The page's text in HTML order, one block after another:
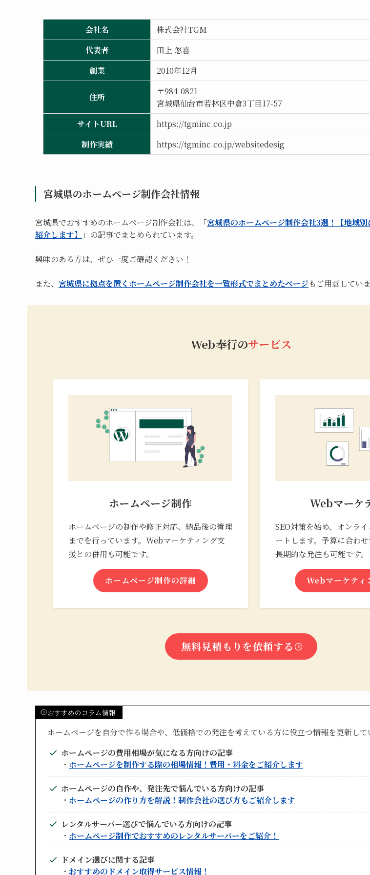
会社名
株式会社TGM
代表者
田上 悠喜
創業
2010年12月
住所
〒984-0821
宮城県仙台市若林区中倉3丁目17-57
サイトURL
https://tgminc.co.jp
制作実績
https://tgminc.co.jp/websitedesig
宮城県のホームページ制作会社情報
宮城県でおすすめのホームページ制作会社は、「宮城県のホームページ制作会社3選！【地域
紹介します】
」の記事でまとめられています。
興味のある方は、ぜひ一度ご確認ください！
また、 宮城県に拠点を置くホームページ制作会社を一覧形式でまとめたページもご用意していま
Web奉行のサービス
ホームページ制作
ホームページの制作や修正対応、納品後の管理
までを行っています。Webマーケティング支
援との併用も可能です。
ホームページ制作の詳細
Webマーケ
SEO対策を始め、オンライ
ートします。予算に合わせ
長期的な発注も可能です。
Webマーケティ
無料見積もりを依頼する
おすすめのコラム情報
ホームページを自分で作る場合や、低価格での発注を考えている方に役立つ情報を更新して
ホームページの費用相場が気になる方向けの記事
・ ホームページを制作する際の相場情報！費用・料金をご紹介します
ホームページの自作や、発注先で悩んでいる方向けの記事
・ ホームページの作り方を解説！制作会社の選び方もご紹介します
レンタルサーバー選びで悩んでいる方向けの記事
・ ホームページ制作でおすすめのレンタルサーバーをご紹介！
ドメイン選びに関する記事
・ おすすめのドメイン取得サービス情報！